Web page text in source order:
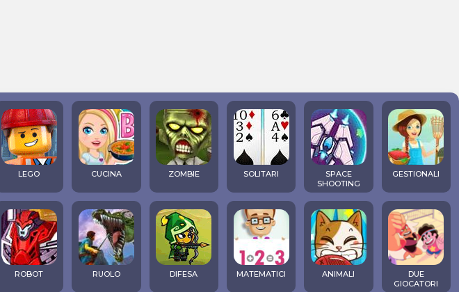
LEGO CUCINA ZOMBIE SOLITARI
SPACE
SHOOTING
GESTIONALI
ROBOT RUOLO DIFESA MATEMATICI ANIMALI
DUE
GIOCATORI